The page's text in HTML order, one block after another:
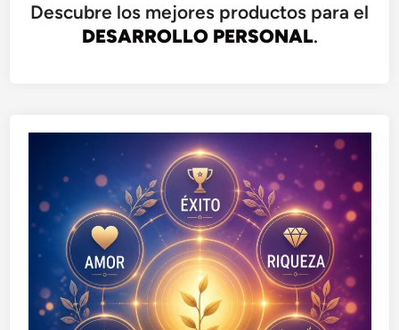
Descubre los mejores productos para el
DESARROLLO PERSONAL.